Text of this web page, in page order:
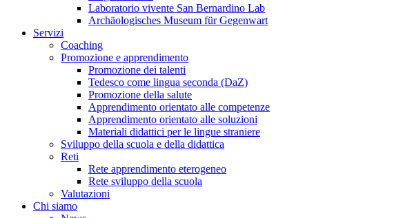
Laboratorio vivente San Bernardino Lab
Archäologisches Museum für Gegenwart
Servizi
Coaching
Promozione e apprendimento
Promozione dei talenti
Tedesco come lingua seconda (DaZ)
Promozione della salute
Apprendimento orientato alle competenze
Apprendimento orientato alle soluzioni
Materiali didattici per le lingue straniere
Sviluppo della scuola e della didattica
Reti
Rete apprendimento eterogeneo
Rete sviluppo della scuola
Valutazioni
Chi siamo